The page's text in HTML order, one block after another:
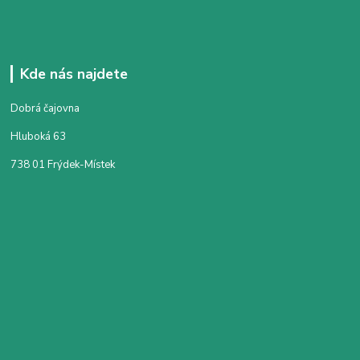
Kde nás najdete
Dobrá čajovna
Hluboká 63
738 01 Frýdek-Místek